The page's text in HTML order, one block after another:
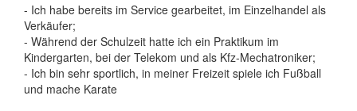
- Ich habe bereits im Service gearbeitet, im Einzelhandel als
Verkäufer;
- Während der Schulzeit hatte ich ein Praktikum im
Kindergarten, bei der Telekom und als Kfz-Mechatroniker;
- Ich bin sehr sportlich, in meiner Freizeit spiele ich Fußball
und mache Karate